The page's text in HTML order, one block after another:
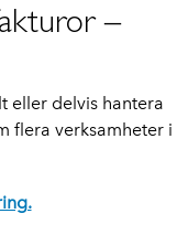
–
eller delvis hantera
flera verksamheter i